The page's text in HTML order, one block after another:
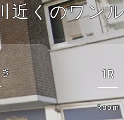
近くのワン
1R
Room